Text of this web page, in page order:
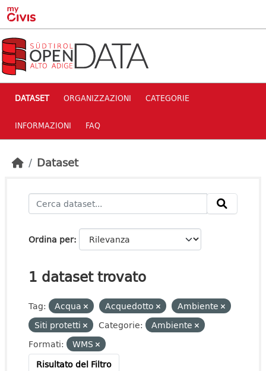
Skip to main content
DATASET ORGANIZZAZIONI CATEGORIE
INFORMAZIONI FAQ
Dataset
Ordina per
1 dataset trovato
Tag: Acqua Acquedotto
Ambiente
Siti protetti
Categorie:
Ambiente
Formati:
WMS
Risultato del Filtro